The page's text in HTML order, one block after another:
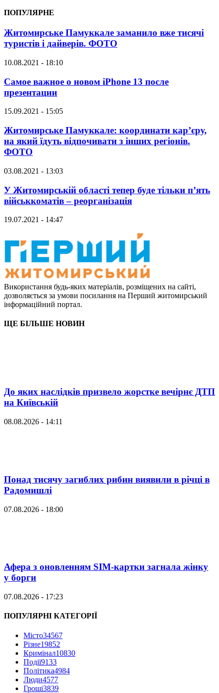
ПОПУЛЯРНЕ
Житомирське Памуккале заманило вже тисячі
туристів і дайверів. ФОТО
10.08.2021 - 18:10
Самое важное о новом iPhone 13 после
презентации
15.09.2021 - 15:05
Житомирське Памуккале: координати кар’єру,
на який їдуть відпочивати з інших регіонів.
ФОТО
03.08.2021 - 13:03
У Житомирській області тепер буде тільки п’ять
військкоматів – реорганізація
19.07.2021 - 14:47
Використання будь-яких матеріалів, розміщених на сайті,
дозволяється за умови посилання на Перший житомирський
інформаційний портал.
ЩЕ БІЛЬШЕ НОВИН
До яких наслідків призвело жорстке вечірнє ДТП
на Київській
08.08.2026 - 14:11
Понад тисячу загиблих рибин виявили в річці в
Радомишлі
07.08.2026 - 18:00
Афера з оновленням SIM-картки загнала жінку
у борги
07.08.2026 - 17:23
ПОПУЛЯРНІ КАТЕГОРІЇ
Місто34567
Різне19852
Кримінал10830
Події9133
Політика4984
Люди4577
Гроші3839